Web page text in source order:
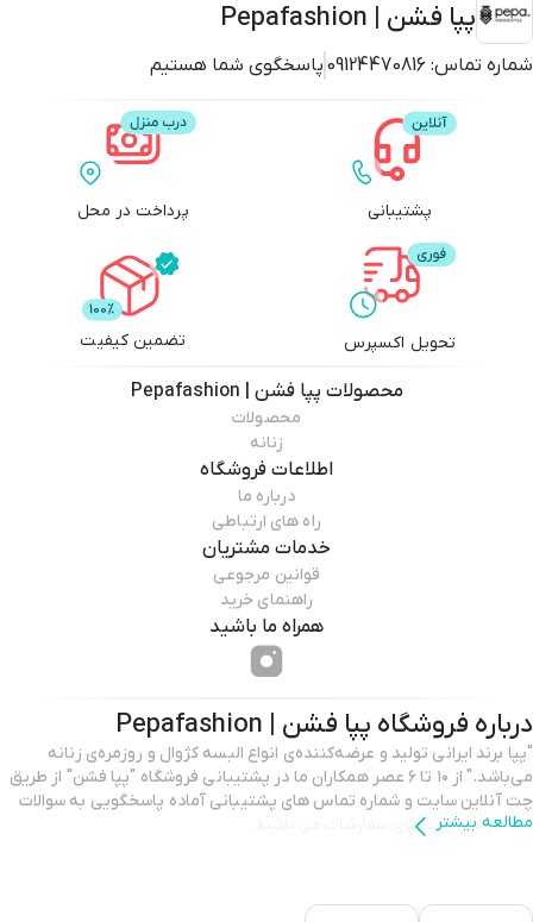
پپا فشن | Pepafashion
شماره تماس: 09124470816 پاسخگوی شما هستیم
پشتیبانی پرداخت در محل
تحویل اکسپرس تضمین کیفیت
محصولات پپا فشن | Pepafashion
محصولات
زنانه
اطلاعات فروشگاه
درباره ما
راه های ارتباطی
خدمات مشتریان
قوانین مرجوعی
راهنمای خرید
همراه ما باشید
درباره فروشگاه پپا فشن | Pepafashion
"پپا برند ایرانی تولید و عرضه‌کننده‌ی انواع البسه کژوال و روزمره‌ی زنانه
می‌باشد." از ۱۰ تا ۶ عصر همکاران ما در پشتیبانی فروشگاه "پپا فشن" از طریق
چت آنلاین سایت و شماره تماس های پشتیبانی آماده پاسخگویی به سوالات
شما عزیزان و پیگیری سفارشات می باشند
مطالعه بیشتر